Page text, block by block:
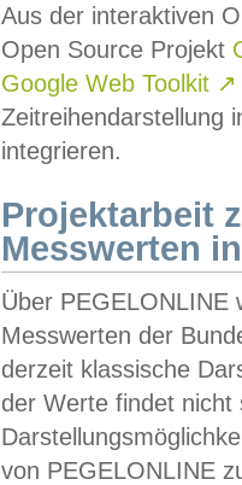
Aus der interaktiven
Open Source Projekt
Google Web Toolkit ↗
Zeitreihendarstellung
integrieren.
Projektarbeit
Messwerten
Über PEGELONLINE
Messwerten der
derzeit klassische
der Werte findet
von PEGELONLINE